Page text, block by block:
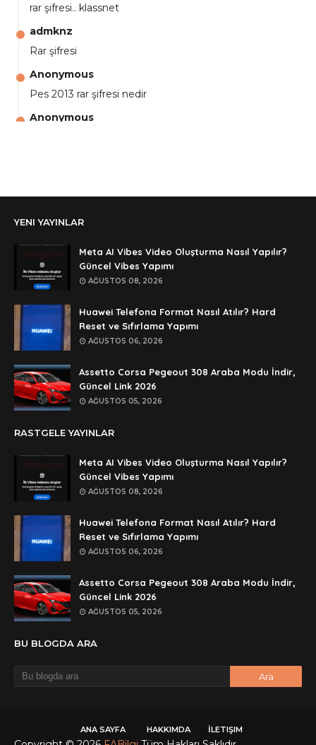
rar şifresi.. klassnet
admknz
Rar şifresi
Anonymous
Pes 2013 rar şifresi nedir
Anonymous
şifre ?
Anonymous
şifre ögrenebilirmiyim
Anonymous
🥰🥰🥰
Anonymous
dedezıplatan31 beğend👌
Anonymous
rar dosyasının şifresi nedir
Anonymous
lan şifre ne şifre
şifre ne
YENI YAYINLAR
Meta AI Vibes Video Oluşturma Nasıl Yapılır?
Güncel Vibes Yapımı
AĞUSTOS 08, 2026
Huawei Telefona Format Nasıl Atılır? Hard
Reset ve Sıfırlama Yapımı
AĞUSTOS 06, 2026
Assetto Corsa Pegeout 308 Araba Modu İndir,
Güncel Link 2026
AĞUSTOS 05, 2026
RASTGELE YAYINLAR
Meta AI Vibes Video Oluşturma Nasıl Yapılır?
Güncel Vibes Yapımı
AĞUSTOS 08, 2026
Huawei Telefona Format Nasıl Atılır? Hard
Reset ve Sıfırlama Yapımı
AĞUSTOS 06, 2026
Assetto Corsa Pegeout 308 Araba Modu İndir,
Güncel Link 2026
AĞUSTOS 05, 2026
BU BLOGDA ARA
ANA SAYFA HAKKIMDA İLETIŞIM